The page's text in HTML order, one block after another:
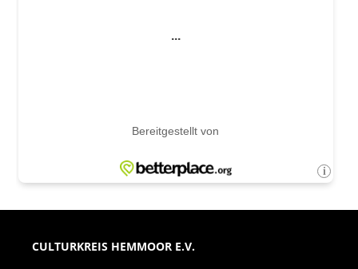
CULTURKREIS HEMMOOR E.V.